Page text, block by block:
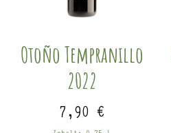
Otoño Tempranillo
2022
7,90€